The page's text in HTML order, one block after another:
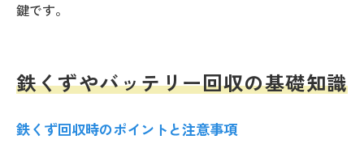
鍵です。
鉄くずやバッテリー回収の基礎知識
鉄くず回収時のポイントと注意事項